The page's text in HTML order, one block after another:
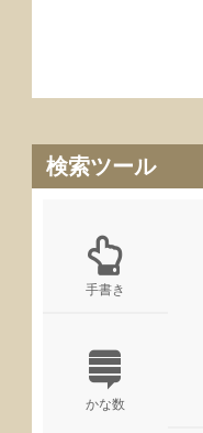
検索ツール
手書き
かな数